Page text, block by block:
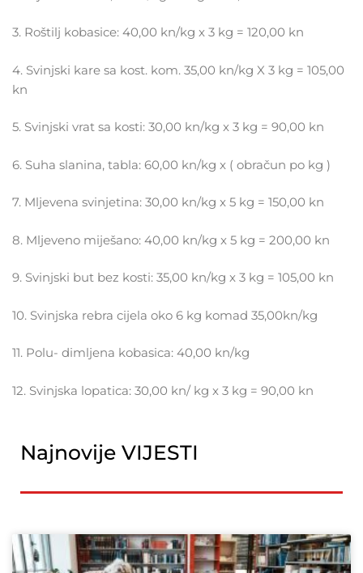
3. Roštilj kobasice: 40,00 kn/kg x 3 kg = 120,00 kn
4. Svinjski kare sa kost. kom. 35,00 kn/kg X 3 kg = 105,00
kn
5. Svinjski vrat sa kosti: 30,00 kn/kg x 3 kg = 90,00 kn
6. Suha slanina, tabla: 60,00 kn/kg x ( obračun po kg )
7. Mljevena svinjetina: 30,00 kn/kg x 5 kg = 150,00 kn
8. Mljeveno miješano: 40,00 kn/kg x 5 kg = 200,00 kn
9. Svinjski but bez kosti: 35,00 kn/kg x 3 kg = 105,00 kn
10. Svinjska rebra cijela oko 6 kg komad 35,00kn/kg
11. Polu- dimljena kobasica: 40,00 kn/kg
12. Svinjska lopatica: 30,00 kn/ kg x 3 kg = 90,00 kn
Najnovije VIJESTI